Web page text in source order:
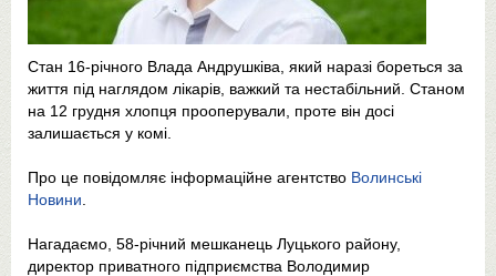
Стан 16-річного Влада Андрушківа, який наразі бореться за
життя під наглядом лікарів, важкий та нестабільний. Станом
на 12 грудня хлопця прооперували, проте він досі
залишається у комі.
Про це повідомляє інформаційне агентство Волинські
Новини
Нагадаємо, 58-річний мешканець Луцького району,
директор приватного підприємства Володимир